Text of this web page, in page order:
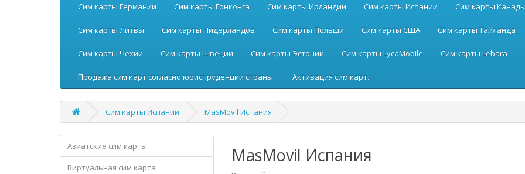
Сим карты Германии Сим карты Гонконга Сим карты Ирландии Сим карты Испании Сим карты Канады
Сим карты Литвы Сим карты Нидерландов Сим карты Польши Сим карты США Сим карты Тайланда
Сим карты Чехии Сим карты Швеции Сим карты Эстонии Сим карты LycaMobile Сим карты Lebara
Продажа сим карт согласно юриспруденции страны. Активация сим карт.
Сим карты Испании MasMovil Испания
Азиатские сим карты
Виртуальная сим карта
MasMovil Испания